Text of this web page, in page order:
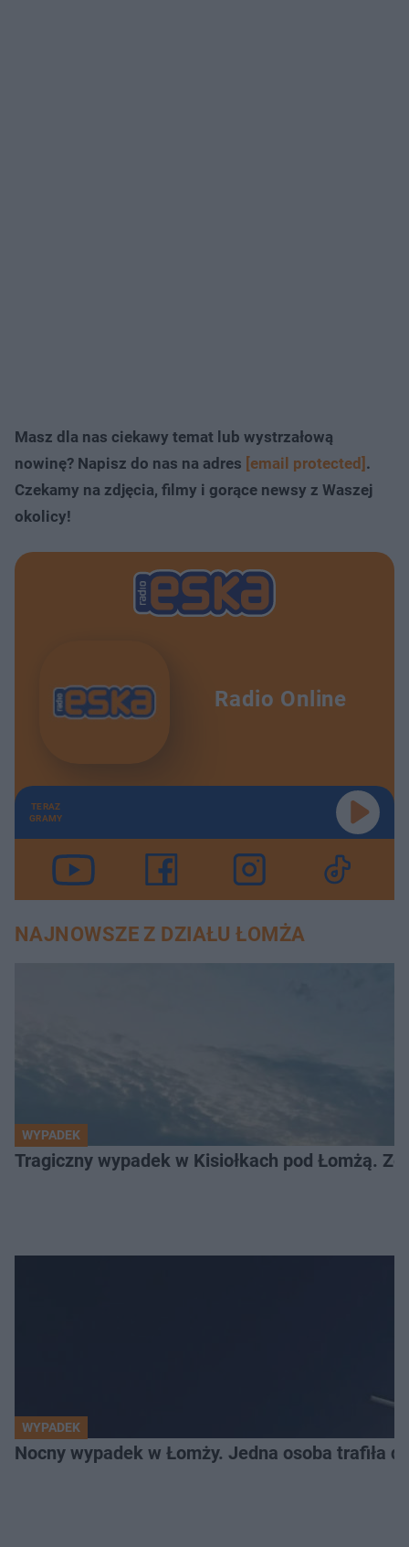
Masz dla nas ciekawy temat lub wystrzałową
nowinę? Napisz do nas na adres [email protected] .
Czekamy na zdjęcia, filmy i gorące newsy z Waszej
okolicy!
Radio Online
TERAZ
GRAMY
NAJNOWSZE Z DZIAŁU ŁOMŻA
WYPADEK
Tragiczny wypadek w Kisiołkach pod Łomżą.
WYPADEK
Nocny wypadek w Łomży. Jedna osoba trafiła